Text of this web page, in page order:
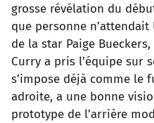
grosse révélation du
que personne
de la star Paige
Curry a pris l’équipe sur
s’impose déjà comme le
adroite, a une bonne
prototype de l’arrière